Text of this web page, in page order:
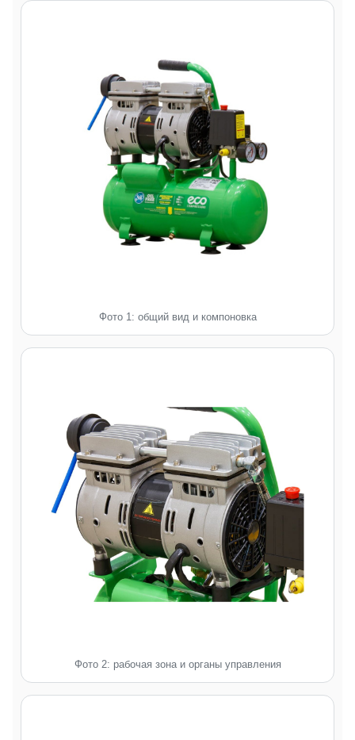
Фото 1: общий вид и компоновка
Фото 2: рабочая зона и органы управления